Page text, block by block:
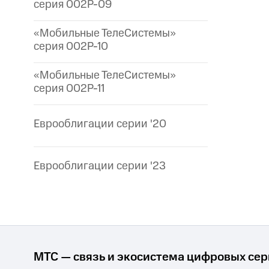
серия 002P-09
«Мобильные ТелеСистемы»
серия 002P-10
«Мобильные ТелеСистемы»
серия 002P-11
Еврооблигации серии '20
Еврооблигации серии '23
МТС — связь и экосистема цифровых